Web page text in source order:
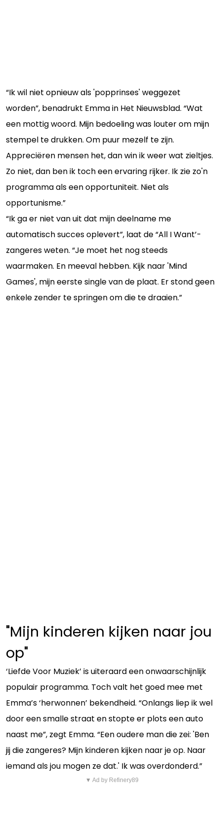
“Ik wil niet opnieuw als 'popprinses' weggezet
worden”, benadrukt Emma in Het Nieuwsblad. “Wat
een mottig woord. Mijn bedoeling was louter om mijn
stempel te drukken. Om puur mezelf te zijn.
Appreciëren mensen het, dan win ik weer wat zieltjes.
Zo niet, dan ben ik toch een ervaring rijker. Ik zie zo'n
programma als een opportuniteit. Niet als
opportunisme.”
“Ik ga er niet van uit dat mijn ­deelname me
automatisch succes oplevert”, laat de “All I Want’-
zangeres weten. “Je moet het nog steeds
waarmaken. En meeval hebben. Kijk naar 'Mind
Games', mijn eerste single van de plaat. Er stond geen
enkele zender te springen om die te draaien.”
"Mijn kinderen kijken naar jou
op"
‘Liefde Voor Muziek’ is uiteraard een onwaarschijnlijk
populair programma. Toch valt het goed mee met
Emma’s ‘herwonnen’ bekendheid. “Onlangs liep ik wel
door een smalle straat en stopte er plots een auto
naast me”, zegt Emma. “Een oudere man die zei: 'Ben
jij die zangeres? Mijn kinderen kijken naar je op. Naar
iemand als jou mogen ze dat.' Ik was overdonderd.”
▼ Ad by Refinery89